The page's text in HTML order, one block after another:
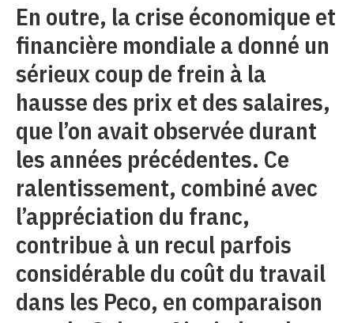
En outre, la crise économique et
financière mondiale a donné un
sérieux coup de frein à la
hausse des prix et des salaires,
que l’on avait observée durant
les années précédentes. Ce
ralentissement, combiné avec
l’appréciation du franc,
contribue à un recul parfois
considérable du coût du travail
dans les Peco, en comparaison